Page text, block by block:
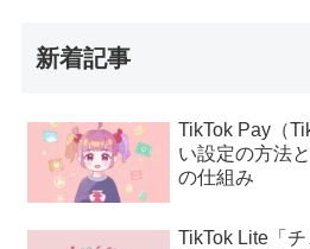
新着記事
TikTok Pay（
い設定の方法
の仕組み
TikTok Lite「